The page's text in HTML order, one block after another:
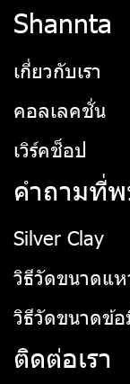
Shannta
เกี่ยวกับเรา
คอลเลคชั่น
เวิร์คช็อป
คำถามที่
Silver Clay
วิธีวัดขนาดแ
วิธีวัดขนาดข้
ติดต่อเรา